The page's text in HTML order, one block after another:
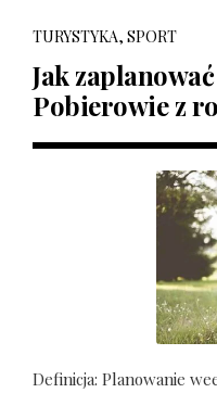
TURYSTYKA, SPORT
Jak
Pobierowie z
Definicja: Planowanie